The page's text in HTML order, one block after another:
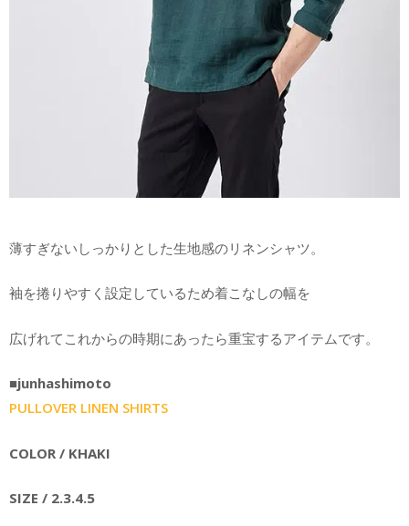
薄すぎないしっかりとした生地感のリネンシャツ。
袖を捲りやすく設定しているため着こなしの幅を
広げれてこれからの時期にあったら重宝するアイテムです。
■junhashimoto
PULLOVER LINEN SHIRTS
COLOR / KHAKI
SIZE / 2.3.4.5